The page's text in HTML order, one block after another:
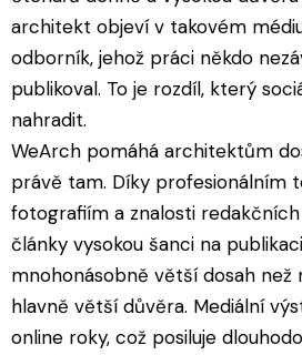
architekt objeví v takovém
odborník, jehož práci někdo
publikoval. To je rozdíl, který
nahradit.
WeArch pomáhá architektům
právě tam. Díky profesionálním
fotografiím a znalosti
články vysokou šanci na
mnohonásobně větší dosah než
hlavně větší důvěra. Mediální
online roky, což posiluje